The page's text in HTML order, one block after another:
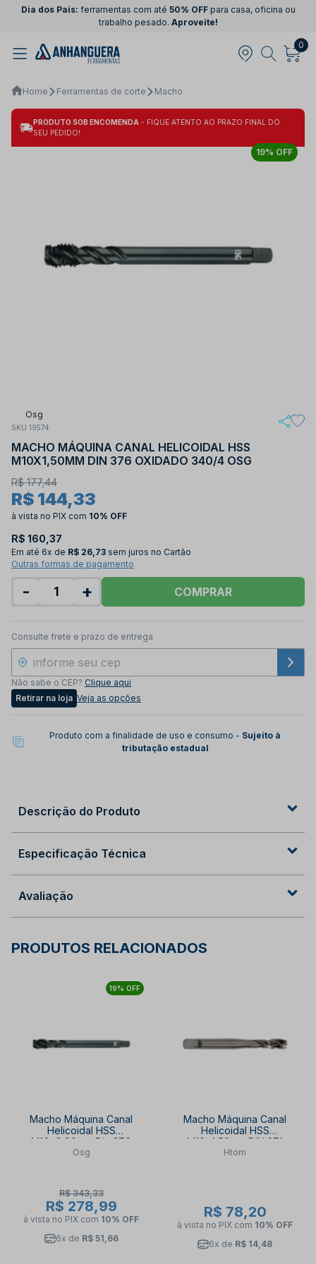
Dia dos Pais: ferramentas com até 50% OFFpara casa, oficina ou
trabalho pesado. Aproveite!
0
Home Ferramentas de corte Macho
PRODUTO SOB ENCOMENDA - FIQUE ATENTO AO PRAZO FINAL DO
SEU PEDIDO!
19% OFF
Osg
SKU 19574
MACHO MÁQUINA CANAL HELICOIDAL HSS
M10X1,50MM DIN 376 OXIDADO 340/4 OSG
R$ 177,44
R$ 144,33
à vista no PIX com 10% OFF
R$ 160,37
Em até 6x de R$ 26,73 sem juros no Cartão
Outras formas de pagamento
- + COMPRAR
Consulte frete e prazo de entrega
Não sabe o CEP? Clique aqui
Retirar na loja Veja as opções
Produto com a finalidade de uso e consumo - Sujeito à
tributação estadual
Descrição do Produto
Especificação Técnica
Avaliação
PRODUTOS RELACIONADOS
19% OFF
Macho Máquina Canal
Helicoidal HSS
M16x2,00mm Din 376
Oxidado 340/4 OSG
Osg
R$ 343,33
R$ 278,99
à vista no PIX com 10% OFF
6x de R$ 51,66
Macho Máquina Canal
Helicoidal HSS
M10x1,50mm DIN 371
HTOM250/2 HTOM
Htom
R$ 78,20
à vista no PIX com 10% OFF
6x de R$ 14,48